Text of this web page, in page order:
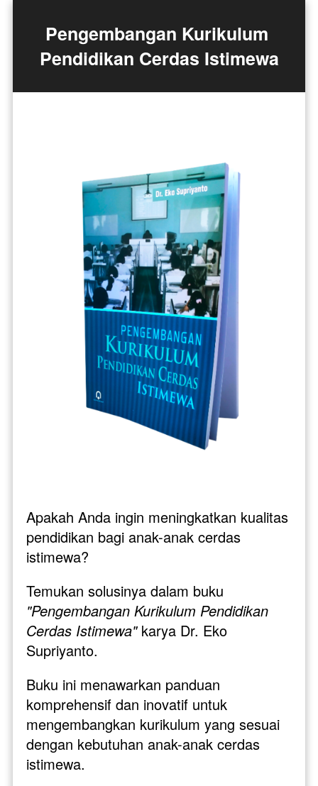
Pengembangan Kurikulum
Pendidikan Cerdas Istimewa
Apakah Anda ingin meningkatkan kualitas
pendidikan bagi anak-anak cerdas
istimewa?
"Pengembangan Kurikulum Pendidikan
Cerdas Istimewa" karya Dr. Eko
Supriyanto.
Buku ini menawarkan panduan
komprehensif dan inovatif untuk
mengembangkan kurikulum yang sesuai
dengan kebutuhan anak-anak cerdas
istimewa.